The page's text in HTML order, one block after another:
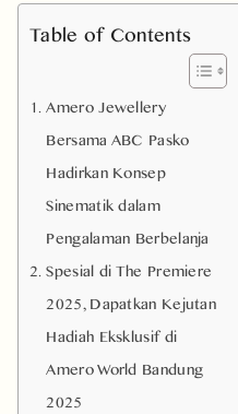
Table of Contents
Amero Jewellery
Bersama ABC Pasko
Hadirkan Konsep
Sinematik dalam
Pengalaman Berbelanja
Spesial di The Premiere
2025, Dapatkan Kejutan
Hadiah Eksklusif di
Amero World Bandung
2025